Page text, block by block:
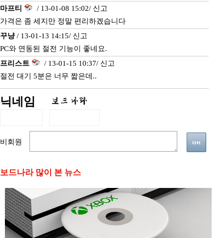
마프티 / 13-01-08 15:02/ 신고
가격은 좀 세지만 정말 편리하겠습니다
꾸냥/ 13-01-13 14:15/ 신고
PC와 연동된 절전 기능이 좋네요.
프리스트
/ 13-01-15 10:37/ 신고
절전 대기 5분은 너무 짧은데..
닉네임
비회원
보드나라 많이 본 뉴스